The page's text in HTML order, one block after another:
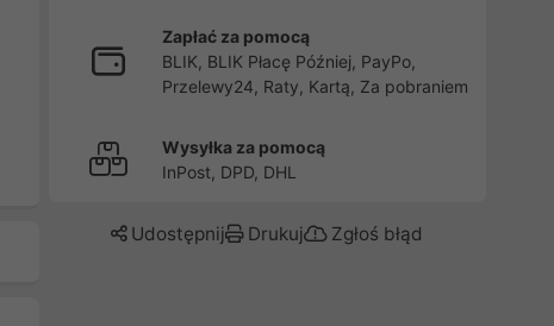
Zapłać za pomocą
BLIK, BLIK Płacę Później, PayPo,
Przelewy24, Raty, Kartą, Za pobraniem
Wysyłka za pomocą
InPost, DPD, DHL
Udostępnij Drukuj Zgłoś błąd